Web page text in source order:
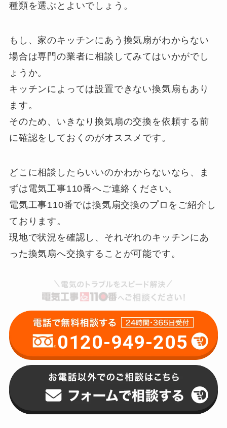
種類を選ぶとよいでしょう。
もし、家のキッチンにあう換気扇がわからない
場合は専門の業者に相談してみてはいかがでし
ょうか。
キッチンによっては設置できない換気扇もあり
ます。
そのため、いきなり換気扇の交換を依頼する前
に確認をしておくのがオススメです。
どこに相談したらいいのかわからないなら、ま
ずは電気工事110番へご連絡ください。
電気工事110番では換気扇交換のプロをご紹介し
ております。
現地で状況を確認し、それぞれのキッチンにあ
った換気扇へ交換することが可能です。
0120-949-205